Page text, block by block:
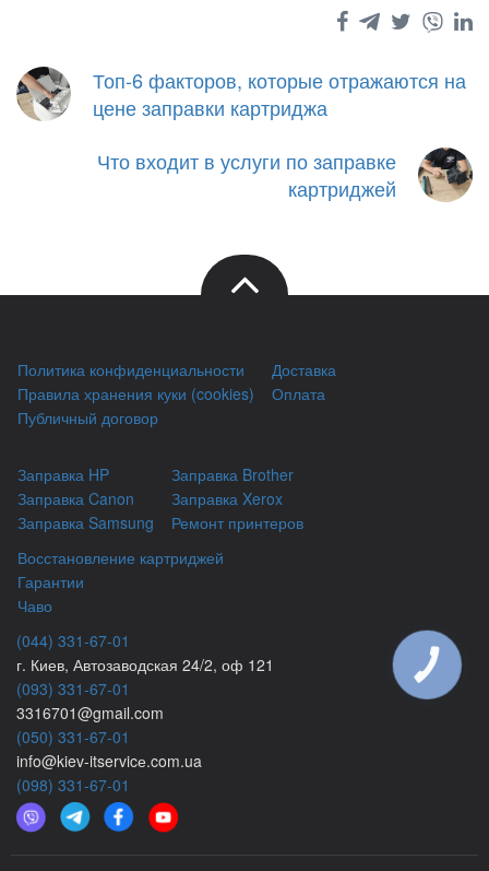
Топ-6 факторов, которые отражаются на
цене заправки картриджа
Что входит в услуги по заправке
картриджей
Политика конфиденциальности
Правила хранения куки (cookies)
Публичный договор
Доставка
Оплата
Заправка HP
Заправка Canon
Заправка Samsung
Заправка Brother
Заправка Xerox
Ремонт принтеров
Восстановление картриджей
Гарантии
Чаво
(044) 331-67-01
г. Киев, Автозаводская 24/2, оф 121
(093) 331-67-01
3316701@gmail.com
(050) 331-67-01
info@kiev-itservicе.com.ua
(098) 331-67-01
КНОПКА
ЗВ'ЯЗКУ